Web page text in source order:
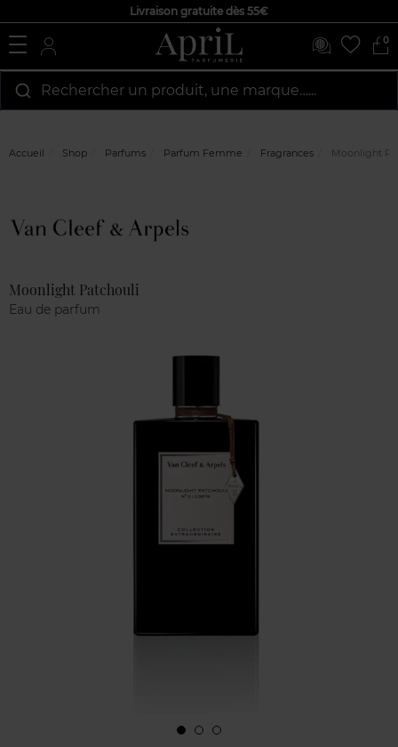
Livraison gratuite dès 55€
0
Rechercher un produit, une marque…...
Accueil Shop Parfums Parfum Femme Fragrances Moonlight
Moonlight Patchouli
Eau de parfum